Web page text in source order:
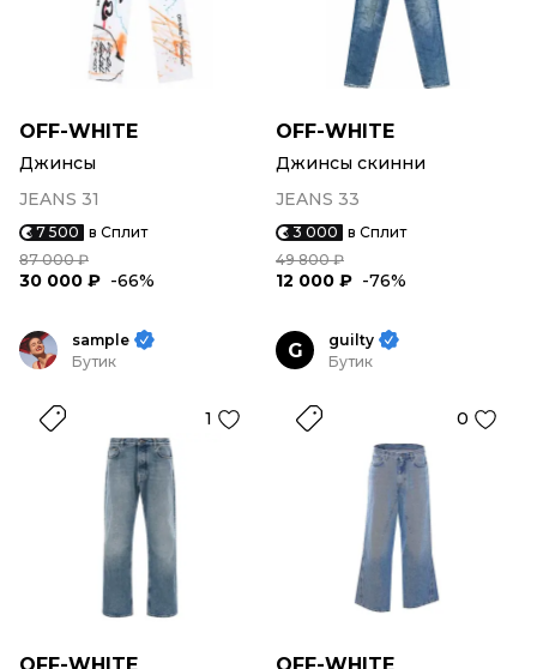
OFF-WHITE
Джинсы
JEANS 31
7 500 в Сплит
87 000 ₽
30 000 ₽ -66%
OFF-WHITE
Джинсы скинни
JEANS 33
3 000 в Сплит
49 800 ₽
12 000 ₽ -76%
sample
Бутик
1
G
guilty
Бутик
0